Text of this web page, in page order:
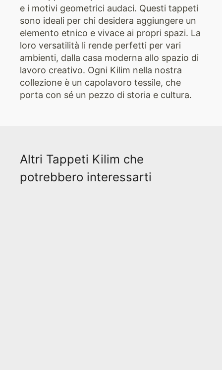
e i motivi geometrici audaci. Questi tappeti
sono ideali per chi desidera aggiungere un
elemento etnico e vivace ai propri spazi. La
loro versatilità li rende perfetti per vari
ambienti, dalla casa moderna allo spazio di
lavoro creativo. Ogni Kilim nella nostra
collezione è un capolavoro tessile, che
porta con sé un pezzo di storia e cultura.
Altri Tappeti Kilim che
potrebbero interessarti